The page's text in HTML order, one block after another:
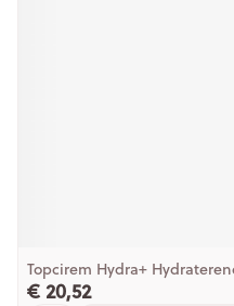
Topcirem Hydra+
€ 20,52